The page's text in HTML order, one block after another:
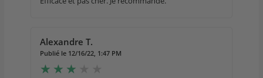
Alexandre T.
Publié le 12/16/22, 1:47 PM